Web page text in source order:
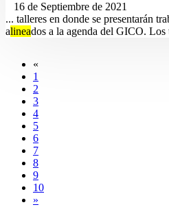
16 de Septiembre de 2021
... talleres en donde se presentarán
alineados a la agenda del GICO. Los
«
1
2
3
4
5
6
7
8
9
10
»